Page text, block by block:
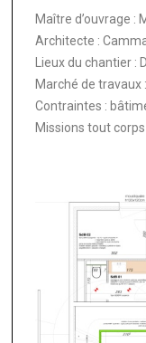
Maître d’ouvrage :
Architecte :
Lieux du chantier :
Marché de travaux
Contraintes :
Missions tout corps